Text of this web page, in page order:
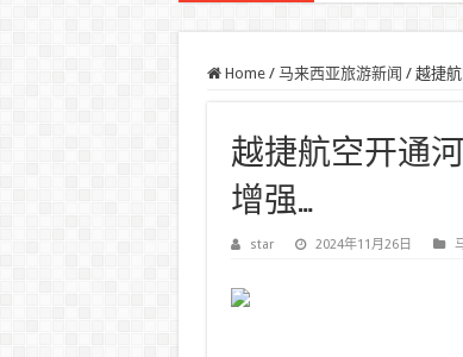
Home / 马来西亚旅游新闻 / 越捷
越捷航空开通
增强…
star 2024年11月26日